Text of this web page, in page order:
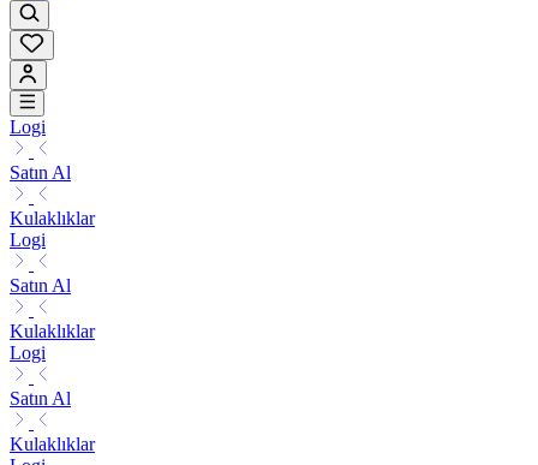
Logi
Satın Al
Kulaklıklar
Logi
Satın Al
Kulaklıklar
Logi
Satın Al
Kulaklıklar